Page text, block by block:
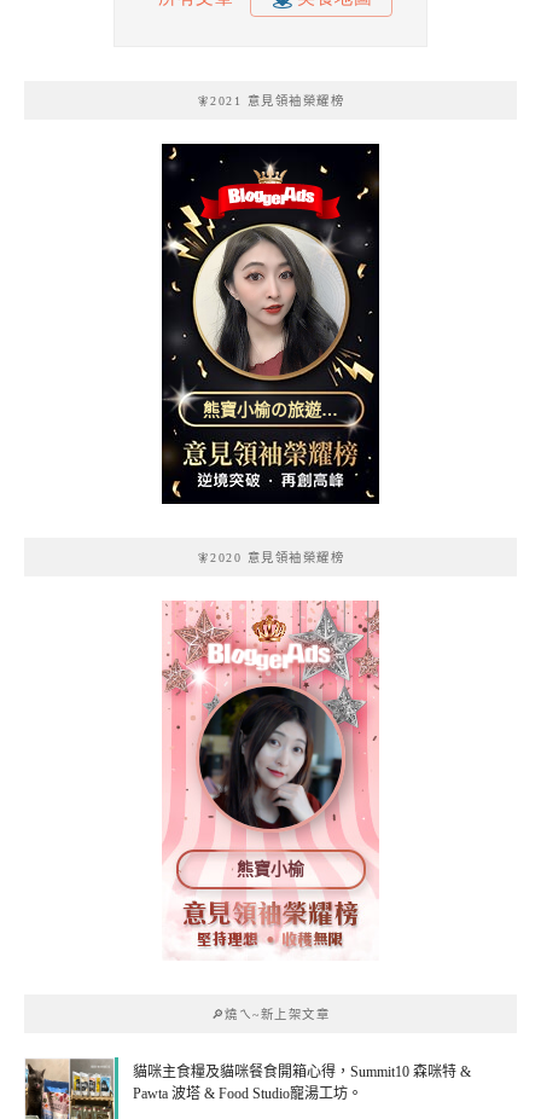
🧚2021 意見領袖榮耀榜
熊寶小榆の旅遊日
記
🧚2020 意見領袖榮耀榜
熊寶小榆
🔎燒ㄟ~新上架文章
貓咪主食糧及貓咪餐食開箱心得，Summit10 森咪特 &
Pawta 波塔 & Food Studio寵湯工坊。